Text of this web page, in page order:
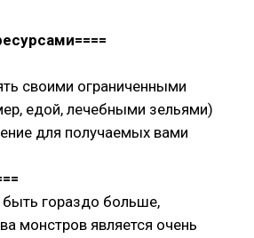
своими ограниченными
едой, лечебными зельями)
для получаемых вами
гораздо больше,
монстров является очень